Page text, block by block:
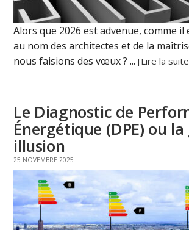
Alors que 2026 est advenue, comme il
au nom des architectes et de la
nous faisions des vœux ? ...[Lire la
Le Diagnostic de
Énergétique (DPE) ou
illusion
25 NOVEMBRE 2025